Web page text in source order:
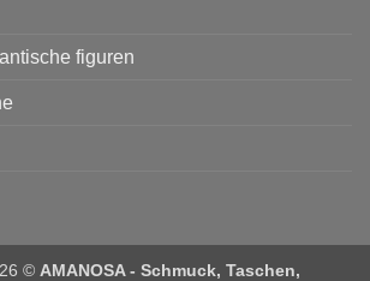
figuren
© AMANOSA - Schmuck, Taschen,